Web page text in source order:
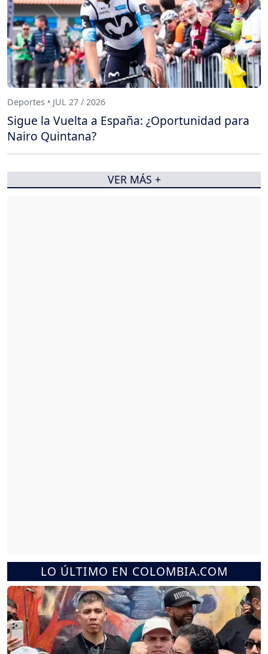
LO ÚLTIMO EN COLOMBIA.COM
Deportes • JUL 27 / 2026
Sigue la Vuelta a España: ¿Oportunidad para
Nairo Quintana?
VER MÁS +